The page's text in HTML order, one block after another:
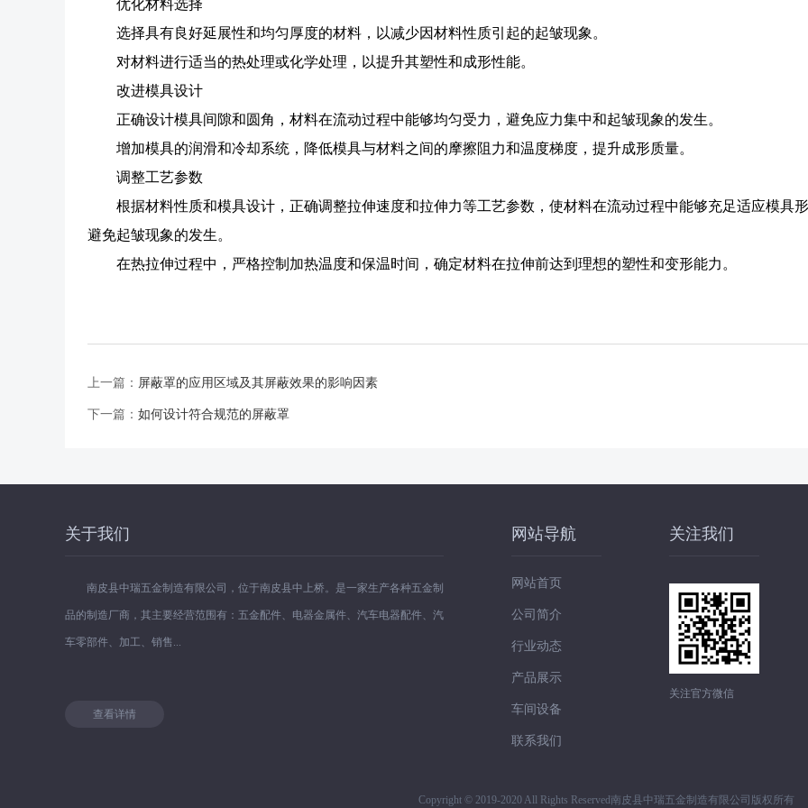
优化材料选择
选择具有良好延展性和均匀厚度的材料，以减少因材料性质引起的起皱现象。
对材料进行适当的热处理或化学处理，以提升其塑性和成形性能。
改进模具设计
正确设计模具间隙和圆角，材料在流动过程中能够均匀受力，避免应力集中和起皱现象的发生。
增加模具的润滑和冷却系统，降低模具与材料之间的摩擦阻力和温度梯度，提升成形质量。
调整工艺参数
根据材料性质和模具设计，正确调整拉伸速度和拉伸力等工艺参数，使材料在流动过程中能够充足适应模具
避免起皱现象的发生。
在热拉伸过程中，严格控制加热温度和保温时间，确定材料在拉伸前达到理想的塑性和变形能力。
上一篇： 屏蔽罩的应用区域及其屏蔽效果的影响因素
下一篇： 如何设计符合规范的屏蔽罩
关于我们
南皮县中瑞五金制造有限公司，位于南皮县中上桥。是一家生产各种五金制
品的制造厂商，其主要经营范围有：五金配件、电器金属件、汽车电器配件、汽
车零部件、加工、销售...
查看详情
网站导航
网站首页
公司简介
行业动态
产品展示
车间设备
联系我们
关注我们
关注官方微信
Copyright © 2019-2020 All Rights Reserved南皮县中瑞五金制造有限公司版权所有